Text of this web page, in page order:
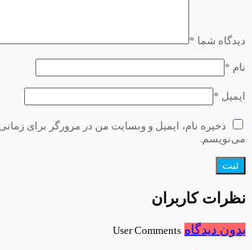
دیدگاه شما *
نام *
ایمیل *
ذخیره نام، ایمیل و وبسایت من در مرورگر برای
می‌نویسم.
نظرات کاربران
بدون دیدگاه User Comments